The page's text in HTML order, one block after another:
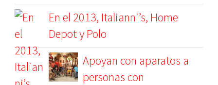
En el 2013, Italianni’s, Home
Depot y Polo
Apoyan con aparatos a
personas con